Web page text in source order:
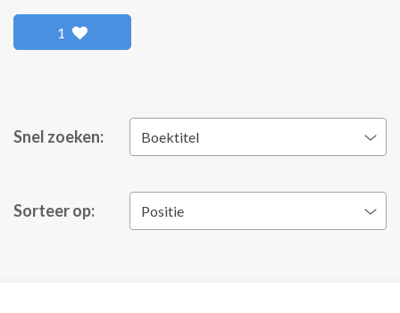
1
Snel zoeken: Boektitel
Sorteer op: Positie